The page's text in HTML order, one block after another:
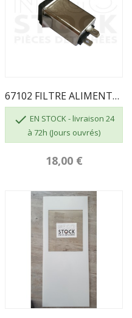
67102 FILTRE ALIMENTATION
 EN STOCK - livraison 24
à 72h (Jours ouvrés)
18,00 €